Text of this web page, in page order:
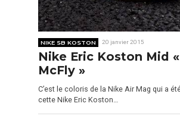
NIKE SB KOSTON 20 janvier 2015
Nike Eric Koston Mid
McFly »
C’est le coloris de la Nike Air Mag qui a
cette Nike Eric Koston…